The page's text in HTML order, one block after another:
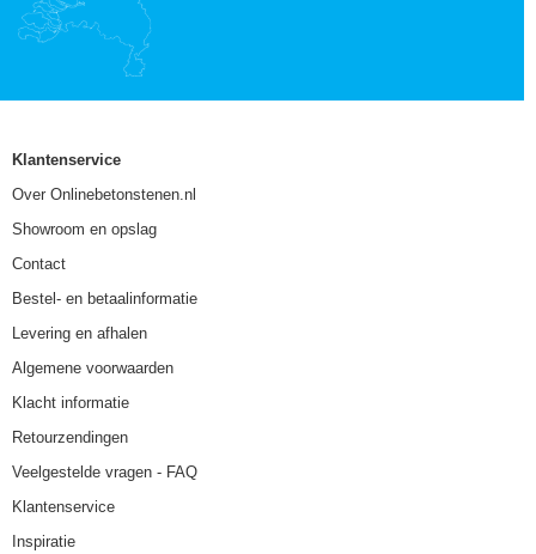
Klantenservice
Over Onlinebetonstenen.nl
Showroom en opslag
Contact
Bestel- en betaalinformatie
Levering en afhalen
Algemene voorwaarden
Klacht informatie
Retourzendingen
Veelgestelde vragen - FAQ
Klantenservice
Inspiratie